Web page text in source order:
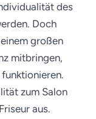
des
Doch
großen
mitbringen,
zum Salon
aus.